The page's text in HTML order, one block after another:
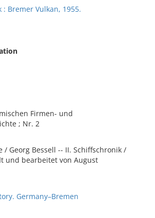
: Bremer Vulkan, 1955.
Firmen- und
; Nr. 2
/ Georg Bessell -- II. Schiffschronik /
und bearbeitet von August
Germany–Bremen